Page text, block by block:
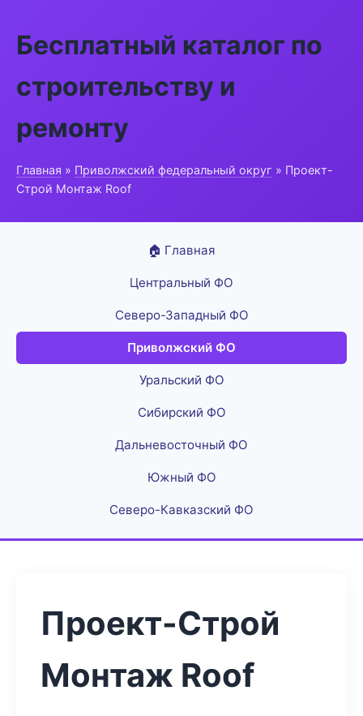
Бесплатный каталог по
строительству и
ремонту
Главная » Приволжский федеральный округ » Проект-
Строй Монтаж Roof
🏠 Главная
Центральный ФО
Северо-Западный ФО
Приволжский ФО
Уральский ФО
Сибирский ФО
Дальневосточный ФО
Южный ФО
Северо-Кавказский ФО
Проект-Строй
Монтаж Roof